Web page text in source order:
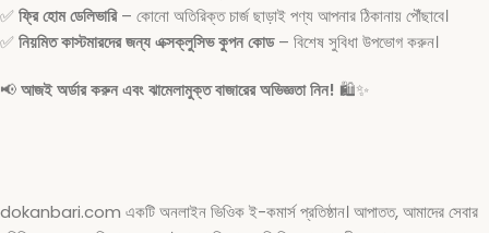
✅ ফ্রি হোম ডেলিভারি– কোনো অতিরিক্ত চার্জ ছাড়াই পণ্য আপনার ঠিকানায় পৌঁছাবে।
✅ নিয়মিত কাস্টমারদের জন্য এক্সক্লুসিভ কুপন কোড– বিশেষ সুবিধা উপভোগ করুন।
📢আজই অর্ডার করুন এবং ঝামেলামুক্ত বাজারের অভিজ্ঞতা নিন! 🛍️✨
dokanbari.com একটি অনলাইন ভিওিক ই-কমার্স প্রতিষ্ঠান। আপাতত, আমাদের সেবার